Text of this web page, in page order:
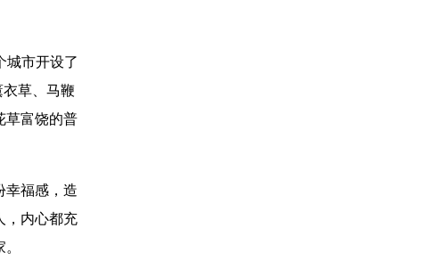
城市开设了
草、马鞭
草富饶的普
幸福感，造
，内心都充